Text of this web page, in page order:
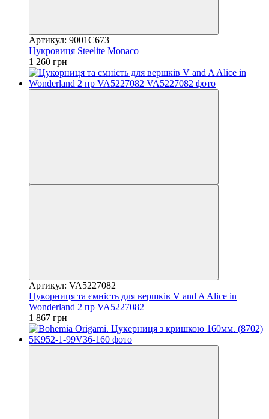
Артикул: 9001C673
Цукровиця Steelite Monaco
1 260 грн
Артикул: VA5227082
Цукорниця та ємність для вершків V and A Alice in
Wonderland 2 пр VA5227082
1 867 грн